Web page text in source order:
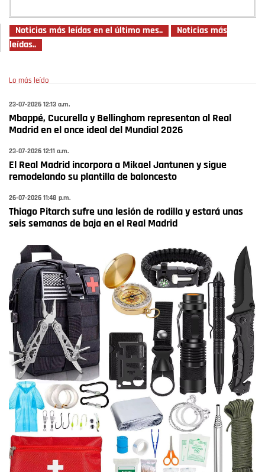
Noticias más leídas en el último mes..
Noticias más
leídas..
Lo más leído
23-07-2026 12:13 a.m.
Mbappé, Cucurella y Bellingham representan al Real
Madrid en el once ideal del Mundial 2026
23-07-2026 12:11 a.m.
El Real Madrid incorpora a Mikael Jantunen y sigue
remodelando su plantilla de baloncesto
26-07-2026 11:48 p.m.
Thiago Pitarch sufre una lesión de rodilla y estará unas
seis semanas de baja en el Real Madrid